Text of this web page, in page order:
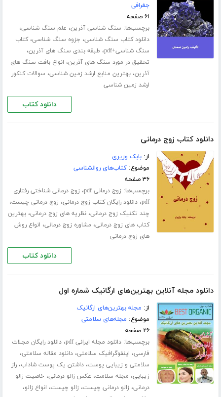
جغرافی
۶۱ صفحه
برچسب‌ها: سنگ شناسی آذرین، علم سنگ شناسی،
دانلود کتاب سنگ شناسی، جزوه سنگ شناسی،کتاب
سنگ شناسی+pdf
، طبقه بندی سنگ های آذرین،
تحقیق در مورد سنگ های آذرین، انواع بافت سنگ های
آذرین،بهترین منابع ارشد زمین شناسی، سوالات کنکور
ارشد زمین شناسی
دانلود کتاب
دانلود کتاب زوج درمانی
از:بابک وزیری
موضوع:کتاب‌های روانشناسی
۳۶ صفحه
برچسب‌ها: زوج درمانی pdf ، زوج درمانی شناختی رفتاری
pdf،دانلود رایگان کتاب زوج درمانی، زوج درمانی چیست،
چند تکنیک زوج درمانی،نظریه های زوج درمانی،بهترین
کتاب های زوج درمانی، مشاوره زوج درمانی، انواع روش
های زوج درمانی
دانلود کتاب
دانلود مجله آنلاین بهترین‌های ارگانیک شماره اول
از: مجله بهترین‌های ارگانیک
موضوع: مجله‌های سلامتی
۲۶ صفحه
برچسب‌ها:دانلود مجله ایرانی pdf ،دانلود رایگان مجلات
فارسی، اینفوگرافیک سلامتی،دانلود مقاله سلامتی،
سلامتی و زیبایی پوست،داشتن یک پوست شاداب،راز
زیبایی، مجله سلامت، عکس زالو درمانی، خاصیت زالو
درمانی، زالو درمانی چیست، زالو چیست، انواع زالو،